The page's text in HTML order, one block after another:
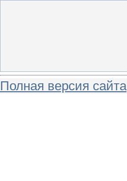
Полная версия сайта